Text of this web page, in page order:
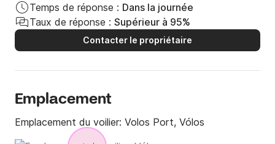
Temps de réponse : Dans la journée
Taux de réponse : Supérieur à 95%
Contacter le propriétaire
Emplacement
Emplacement du voilier: Volos Port, Vólos